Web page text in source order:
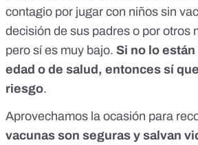
contagio por jugar con niños sin
decisión de sus padres o por otros
pero sí es muy bajo. Si no lo
edad o de salud, entonces sí
riesgo.
Aprovechamos la ocasión para
vacunas son seguras y salvan